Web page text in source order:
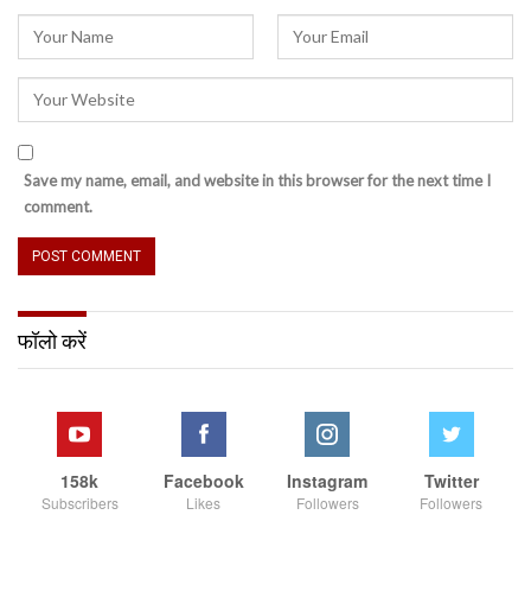
Save my name, email, and website in this browser for the next time I
comment.
फॉलो करें
158k
Subscribers
Facebook
Likes
Instagram
Followers
Twitter
Followers